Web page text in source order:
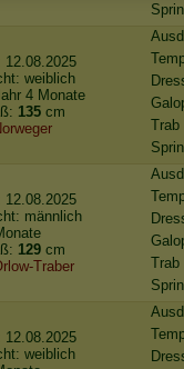
12.08.2025
weiblich
4 Monate
135 cm
Trab
12.08.2025
männlich
129 cm
Traber
Trab
12.08.2025
weiblich